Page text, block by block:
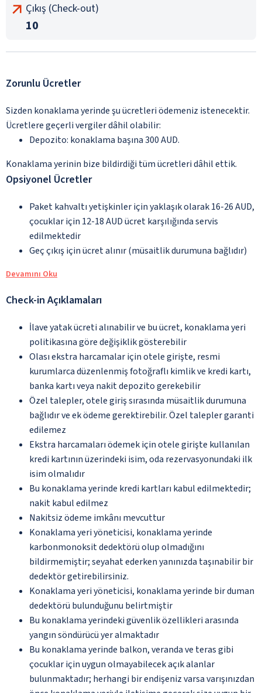
Çıkış (Check-out)
10
Zorunlu Ücretler
Sizden konaklama yerinde şu ücretleri ödemeniz istenecektir.
Ücretlere geçerli vergiler dâhil olabilir:
Depozito: konaklama başına 300 AUD.
Konaklama yerinin bize bildirdiği tüm ücretleri dâhil ettik.
Opsiyonel Ücretler
Paket kahvaltı yetişkinler için yaklaşık olarak 16-26 AUD,
çocuklar için 12-18 AUD ücret karşılığında servis
edilmektedir
Geç çıkış için ücret alınır (müsaitlik durumuna bağlıdır)
Devamını Oku
Check-in Açıklamaları
İlave yatak ücreti alınabilir ve bu ücret, konaklama yeri
politikasına göre değişiklik gösterebilir
Olası ekstra harcamalar için otele girişte, resmi
kurumlarca düzenlenmiş fotoğraflı kimlik ve kredi kartı,
banka kartı veya nakit depozito gerekebilir
Özel talepler, otele giriş sırasında müsaitlik durumuna
bağlıdır ve ek ödeme gerektirebilir. Özel talepler garanti
edilemez
Ekstra harcamaları ödemek için otele girişte kullanılan
kredi kartının üzerindeki isim, oda rezervasyonundaki ilk
isim olmalıdır
Bu konaklama yerinde kredi kartları kabul edilmektedir;
nakit kabul edilmez
Nakitsiz ödeme imkânı mevcuttur
Konaklama yeri yöneticisi, konaklama yerinde
karbonmonoksit dedektörü olup olmadığını
bildirmemiştir; seyahat ederken yanınızda taşınabilir bir
dedektör getirebilirsiniz.
Konaklama yeri yöneticisi, konaklama yerinde bir duman
dedektörü bulunduğunu belirtmiştir
Bu konaklama yerindeki güvenlik özellikleri arasında
yangın söndürücü yer almaktadır
Bu konaklama yerinde balkon, veranda ve teras gibi
çocuklar için uygun olmayabilecek açık alanlar
bulunmaktadır; herhangi bir endişeniz varsa varışınızdan